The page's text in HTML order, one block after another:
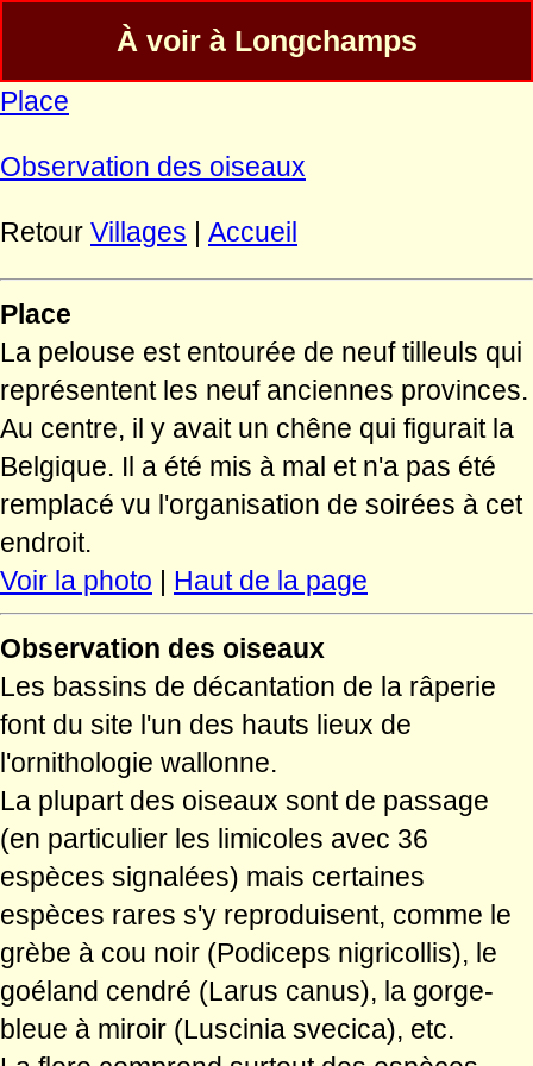
À voir à Longchamps
Place
Observation des oiseaux
Retour Villages Accueil
Place
La pelouse est entourée de neuf tilleuls qui
représentent les neuf anciennes provinces.
Au centre, il y avait un chêne qui figurait la
Belgique. Il a été mis à mal et n'a pas été
remplacé vu l'organisation de soirées à cet
endroit.
Voir la photo | Haut de la page
Observation des oiseaux
Les bassins de décantation de la râperie
font du site l'un des hauts lieux de
l'ornithologie wallonne.
La plupart des oiseaux sont de passage
(en particulier les limicoles avec 36
espèces signalées) mais certaines
espèces rares s'y reproduisent, comme le
grèbe à cou noir (Podiceps nigricollis), le
goéland cendré (Larus canus), la gorge-
bleue à miroir (Luscinia svecica), etc.